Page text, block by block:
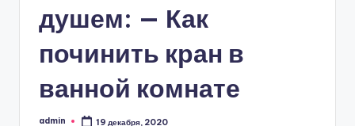
душем: — Как
починить кран в
ванной комнате
admin 19 декабря, 2020